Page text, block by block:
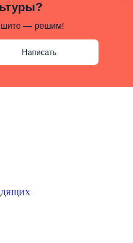
— решим!
Написать